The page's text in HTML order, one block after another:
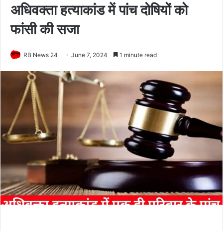
अधिवक्ता हत्याकांड में पांच दोषियों को
फांसी की सजा
RB News 24 June 7, 2024 1 minute read